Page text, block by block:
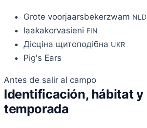
Grote voorjaarsbekerzwam NLD
laakakorvasieni FIN
Дісціна щитоподібна UKR
Pig's Ears
Antes de salir al campo
Identificación, hábitat y
temporada